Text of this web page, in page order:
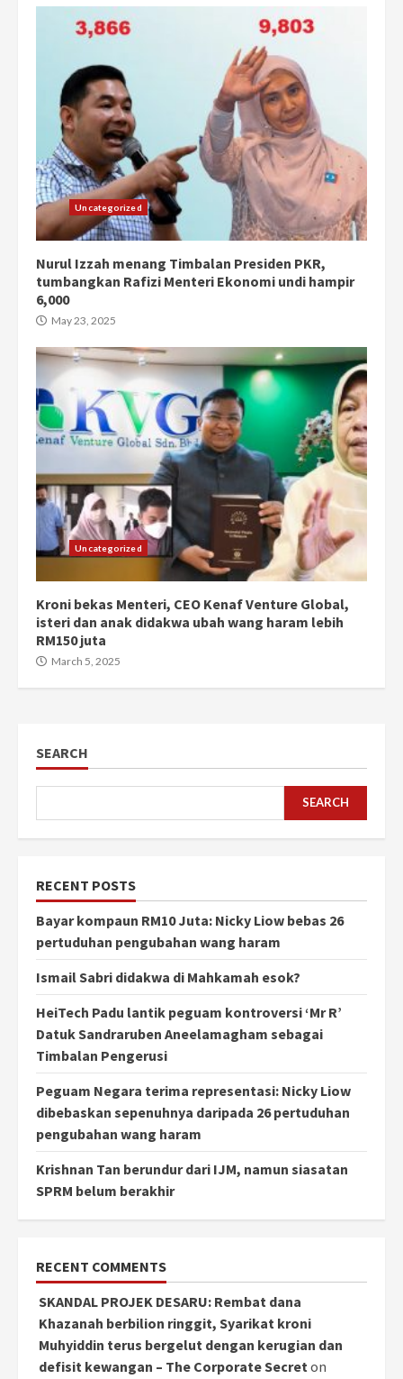
Uncategorized
Nurul Izzah menang Timbalan Presiden PKR,
tumbangkan Rafizi Menteri Ekonomi undi hampir
6,000
May 23, 2025
Uncategorized
Kroni bekas Menteri, CEO Kenaf Venture Global,
isteri dan anak didakwa ubah wang haram lebih
RM150 juta
March 5, 2025
SEARCH
SEARCH
RECENT POSTS
Bayar kompaun RM10 Juta: Nicky Liow bebas 26
pertuduhan pengubahan wang haram
Ismail Sabri didakwa di Mahkamah esok?
HeiTech Padu lantik peguam kontroversi ‘Mr R’
Datuk Sandraruben Aneelamagham sebagai
Timbalan Pengerusi
Peguam Negara terima representasi: Nicky Liow
dibebaskan sepenuhnya daripada 26 pertuduhan
pengubahan wang haram
Krishnan Tan berundur dari IJM, namun siasatan
SPRM belum berakhir
RECENT COMMENTS
SKANDAL PROJEK DESARU: Rembat dana
Khazanah berbilion ringgit, Syarikat kroni
Muhyiddin terus bergelut dengan kerugian dan
defisit kewangan – The Corporate Secret on